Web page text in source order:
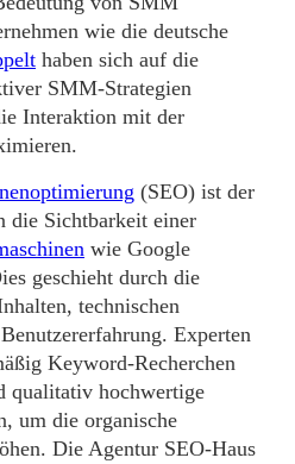
wie die deutsche
haben sich auf die
SMM-Strategien
Interaktion mit der
(SEO) ist der
die Sichtbarkeit einer
wie Google
geschieht durch die
technischen
Experten
Keyword-Recherchen
qualitativ hochwertige
um die organische
Die Agentur SEO-Haus